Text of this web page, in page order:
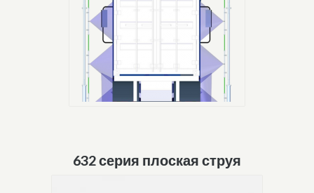
632 серия плоская струя